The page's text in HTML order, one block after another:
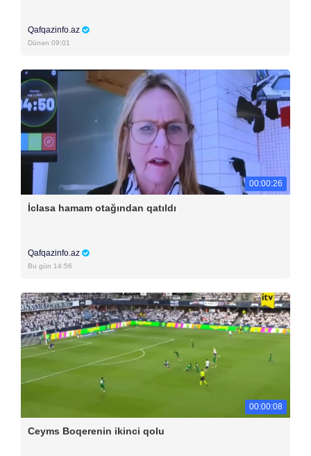
Qafqazinfo.az
Dünən 09:01
00:00:26
İclasa hamam otağından qatıldı
Qafqazinfo.az
Bu gün 14:56
00:00:08
Ceyms Boqerenin ikinci qolu